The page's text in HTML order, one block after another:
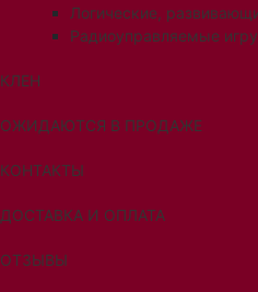
Логические,
Радиоуправляемые
КЛЕН
ОЖИДАЮТСЯ В ПРОДАЖЕ
КОНТАКТЫ
ДОСТАВКА И ОПЛАТА
ОТЗЫВЫ